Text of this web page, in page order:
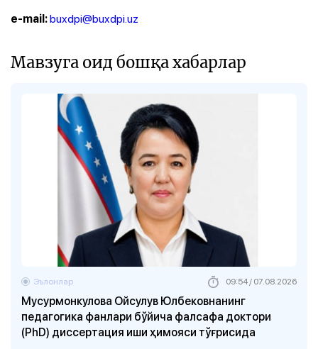
e-mail:buxdpi@buxdpi.uz
Мавзуга оид бошқа хабарлар
Мусурмонкулова Ойсулув Юлбековнанинг
педагогика фанлари бўйича фалсафа доктори
(PhD) диссертация иши ҳимояси тўғрисида
Эълонлар 09:54 / 07.08.2026